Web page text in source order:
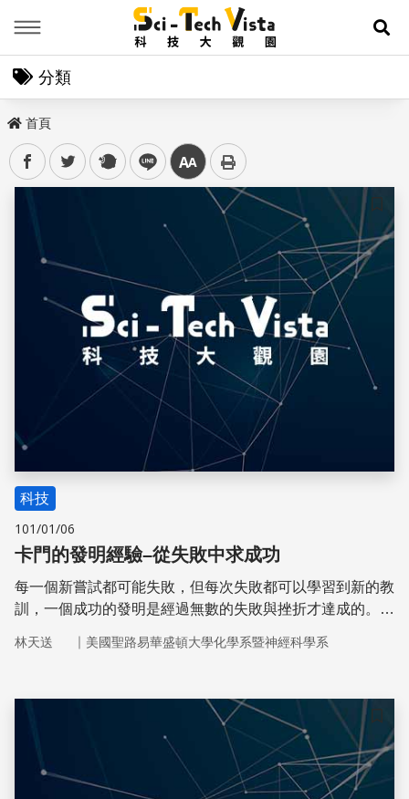
展
分類
首頁
facebooktwitter plurk line 中
儲存
科技
101/01/06
卡門的發明經驗–從失敗中求成功
每一個新嘗試都可能失敗，但每次失敗都可以學習到新的教
訓，一個成功的發明是經過無數的失敗與挫折才達成的。狄
稱他是現代的愛迪生。
林天送 ｜ 美國聖路易華盛頓大學化學系暨神經科學系
儲存